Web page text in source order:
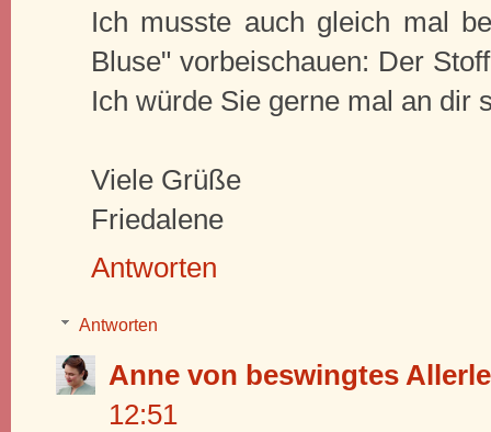
Ich musste auch gleich mal
Bluse" vorbeischauen: Der
Ich würde Sie gerne mal an dir
Viele Grüße
Friedalene
Antworten
Antworten
Anne von beswingtes
12:51